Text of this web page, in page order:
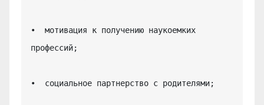
•  мотивация к получению наукоемких
профессий;
•  социальное партнерство с родителями;